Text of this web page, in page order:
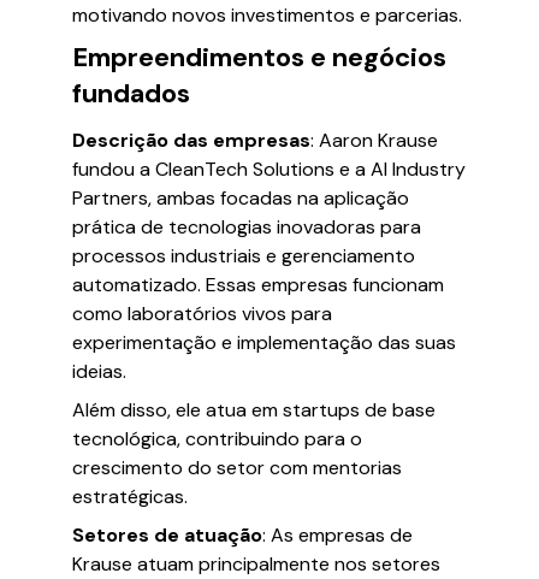
motivando novos investimentos e parcerias.
Empreendimentos e negócios
fundados
Descrição das empresas: Aaron Krause
fundou a CleanTech Solutions e a AI Industry
Partners, ambas focadas na aplicação
prática de tecnologias inovadoras para
processos industriais e gerenciamento
automatizado. Essas empresas funcionam
como laboratórios vivos para
experimentação e implementação das suas
ideias.
Além disso, ele atua em startups de base
tecnológica, contribuindo para o
crescimento do setor com mentorias
estratégicas.
Setores de atuação: As empresas de
Krause atuam principalmente nos setores